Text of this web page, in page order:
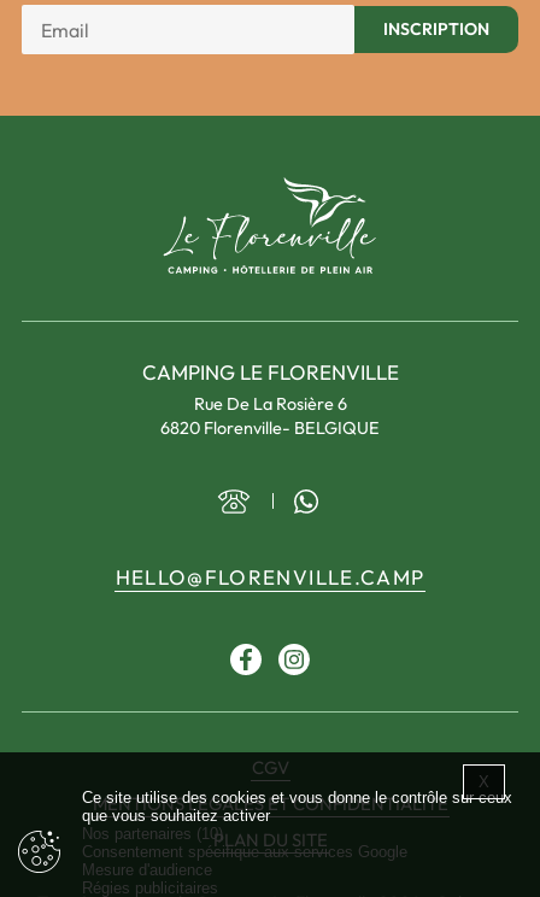
Ce site utilise des cookies et vous donne le contrôle sur ceux
que vous souhaitez activer
Nos partenaires (10)
Consentement spécifique aux services Google
Mesure d'audience
Régies publicitaires
X
CAMPING LE FLORENVILLE
Rue De La Rosière 6
6820 Florenville- BELGIQUE
HELLO@FLORENVILLE.CAMP
CGV
MENTIONS LÉGALES ET CONFIDENTIALITÉ
PLAN DU SITE